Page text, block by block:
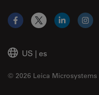
US | es
© 2026 Leica Microsystems
Facebook
X LinkedIn